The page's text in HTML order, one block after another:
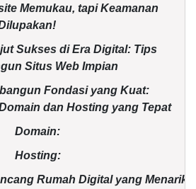
Memukau, tapi Keamanan
Sukses di Era Digital: Tips
Situs Web Impian
Fondasi yang Kuat:
dan Hosting yang Tepat
Domain:
Hosting:
Rumah Digital yang Menarik: